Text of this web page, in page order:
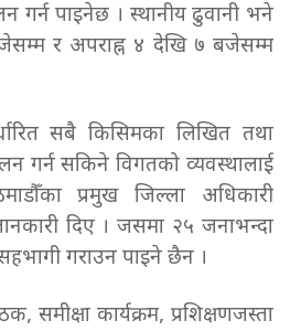
गर्न पाइनेछ । स्थानीय ढुवानी भने
र अपराह्न ४ देखि ७ बजेसम्म
सबै किसिमका लिखित तथा
गर्न सकिने विगतको व्यवस्थालाई
प्रमुख जिल्ला अधिकारी
दिए । जसमा २५ जनाभन्दा
गराउन पाइने छैन ।
समीक्षा कार्यक्रम, प्रशिक्षणजस्ता